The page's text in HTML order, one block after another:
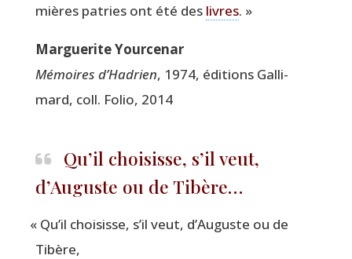
mières patries ont été des livres. »
Mar­gue­rite Yourcenar
Mémoires d’Ha­drien, 1974, édi­tions Gal­li­
mard, coll. Folio, 2014
Qu’il choisisse, s’il veut,
d’Auguste ou de Tibère…
« Qu’il choi­sisse, s’il veut, d’Au­guste ou de
Tibère,